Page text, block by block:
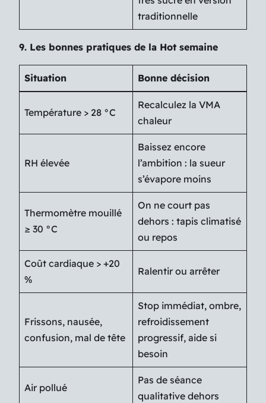
traditionnelle
9. Les bonnes pratiques de la Hot semaine
Situation Bonne décision
Température > 28 °C
Recalculez la VMA
chaleur
RH élevée
Baissez encore
l’ambition : la sueur
s’évapore moins
Thermomètre mouillé
≥ 30 °C
On ne court pas
dehors : tapis climatisé
ou repos
Coût cardiaque > +20
%
Ralentir ou arrêter
Frissons, nausée,
confusion, mal de tête
Stop immédiat, ombre,
refroidissement
progressif, aide si
besoin
Air pollué
Pas de séance
qualitative dehors